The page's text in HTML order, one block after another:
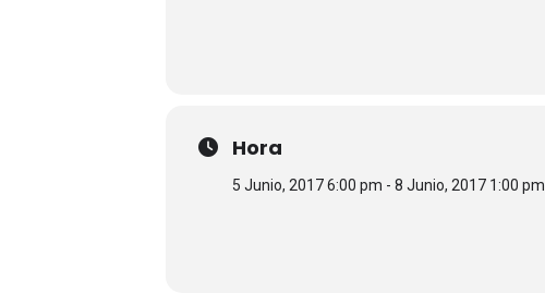
Hora
5 Junio, 2017 6:00 pm - 8 Junio, 2017 1:00 pm